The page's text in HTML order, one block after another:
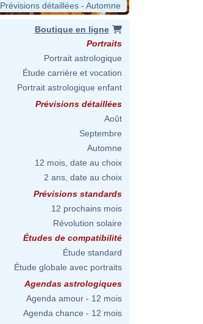
Prévisions détaillées - Automne
Boutique en ligne
Portraits
Portrait astrologique
Étude carrière et vocation
Portrait astrologique enfant
Prévisions détaillées
Août
Septembre
Automne
12 mois, date au choix
2 ans, date au choix
Prévisions standards
12 prochains mois
Révolution solaire
Études de compatibilité
Étude standard
Étude globale avec portraits
Agendas astrologiques
Agenda amour - 12 mois
Agenda chance - 12 mois